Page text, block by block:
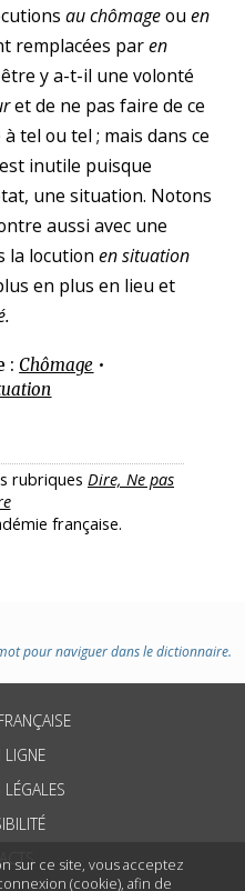
sur ce site, vous acceptez
(cookie), afin de
au chômageouen
remplacées paren
y a-t-il une volonté
et de ne pas faire de ce
tel ou tel ; mais dans ce
est inutile puisque
une situation. Notons
aussi avec une
la locutionen situation
en plus en lieu et
: Chômage •
rubriques Dire, Ne pas
française.
pour naviguer dans le dictionnaire.
LIGNE